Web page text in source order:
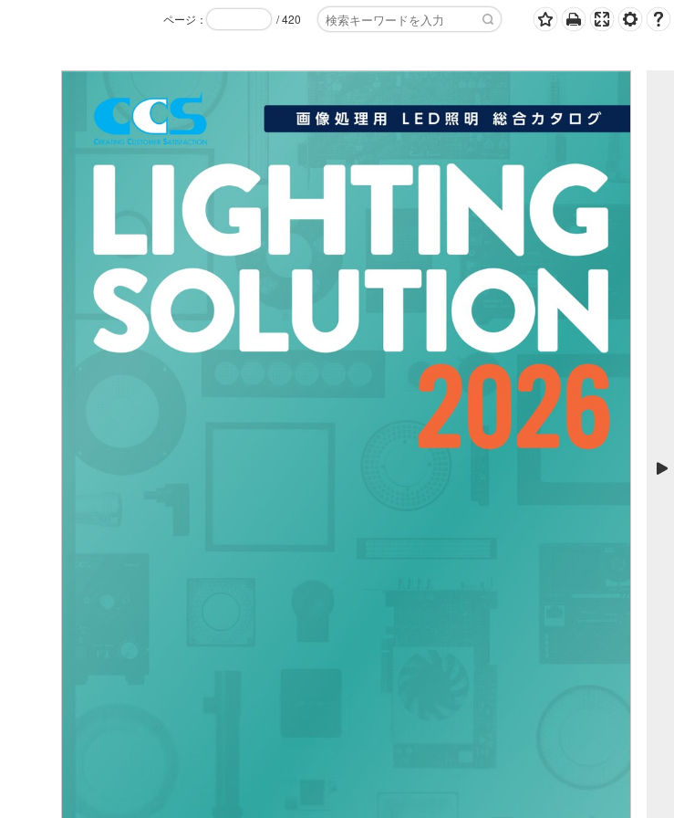
ページ ： /420